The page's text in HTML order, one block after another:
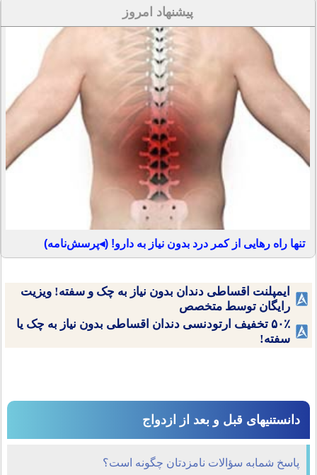
پیشنهاد امروز
تنها راه رهایی از کمر درد بدون نیاز به دارو! (◂پرسش‌نامه)
ایمپلنت اقساطی دندان بدون نیاز به چک و سفته! ویزیت
رایگان توسط متخصص
۵۰٪ تخفیف ارتودنسی دندان اقساطی بدون نیاز به چک یا
سفته!
دانستنیهای قبل و بعد از ازدواج
پاسخ شمابه سؤالات نامزدتان چگونه است؟